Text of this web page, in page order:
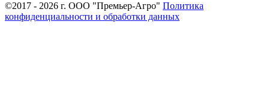
©2017 - 2026 г. ООО "Премьер-Агро" Политика
конфиденциальности и обработки данных